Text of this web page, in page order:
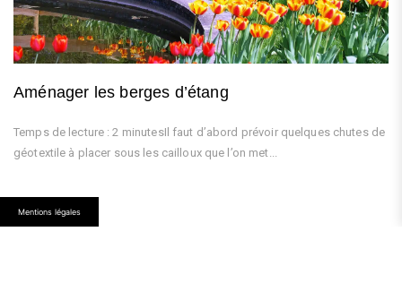
Mentions légales
Aménager les berges d’étang
Temps de lecture : 2 minutesIl faut d’abord prévoir quelques chutes de
géotextile à placer sous les cailloux que l’on met...